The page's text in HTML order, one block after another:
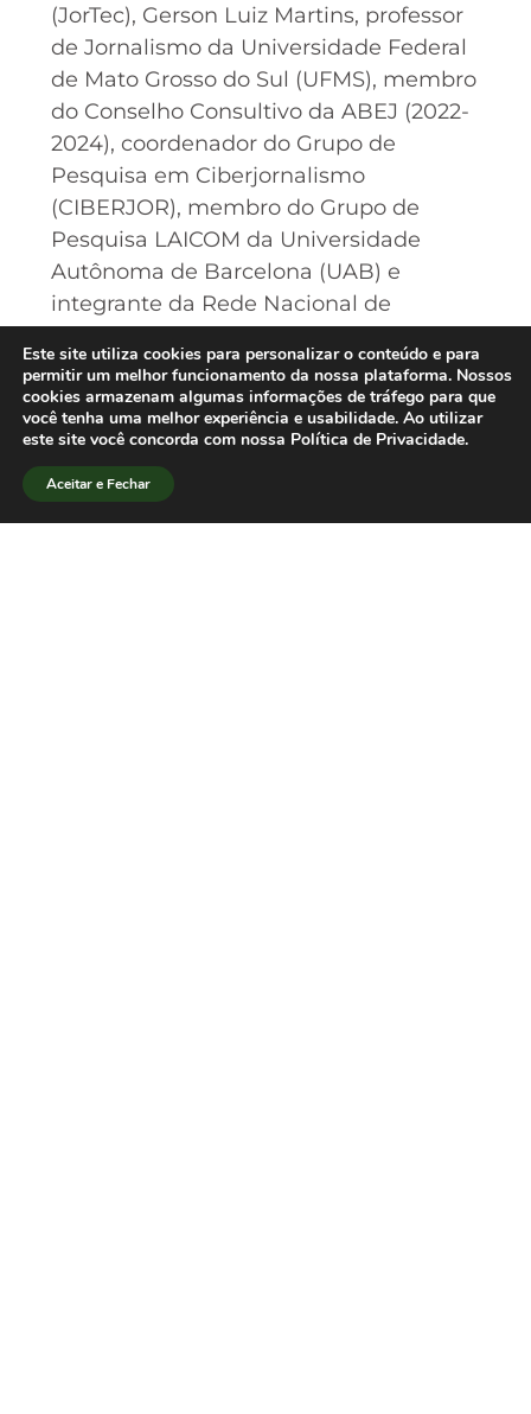
(JorTec), Gerson Luiz Martins, professor
de Jornalismo da Universidade Federal
de Mato Grosso do Sul (UFMS), membro
do Conselho Consultivo da ABEJ (2022-
2024), coordenador do Grupo de
Pesquisa em Ciberjornalismo
(CIBERJOR), membro do Grupo de
Pesquisa LAICOM da Universidade
Autônoma de Barcelona (UAB) e
integrante da Rede Nacional de
O quinto episódio do SBPJor em Redes
poderá ser acessado no perfil
institucional da SBPJor noYoutube.
Inscreva-se no canal para receber as
notificações.
Este site utiliza cookies para personalizar o conteúdo e para
permitir um melhor funcionamento da nossa plataforma. Nossos
cookies armazenam algumas informações de tráfego para que
você tenha uma melhor experiência e usabilidade. Ao utilizar
este site você concorda com nossa Política de Privacidade.
Aceitar e Fechar